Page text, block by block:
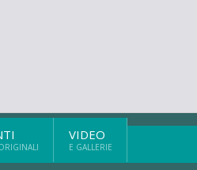
VIDEO
E GALLERIE